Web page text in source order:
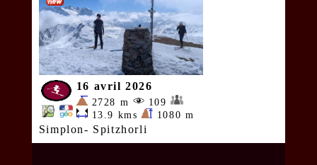
16 avril 2026
2728 m
109
13.9 kms
1080 m
Simplon- Spitzhorli